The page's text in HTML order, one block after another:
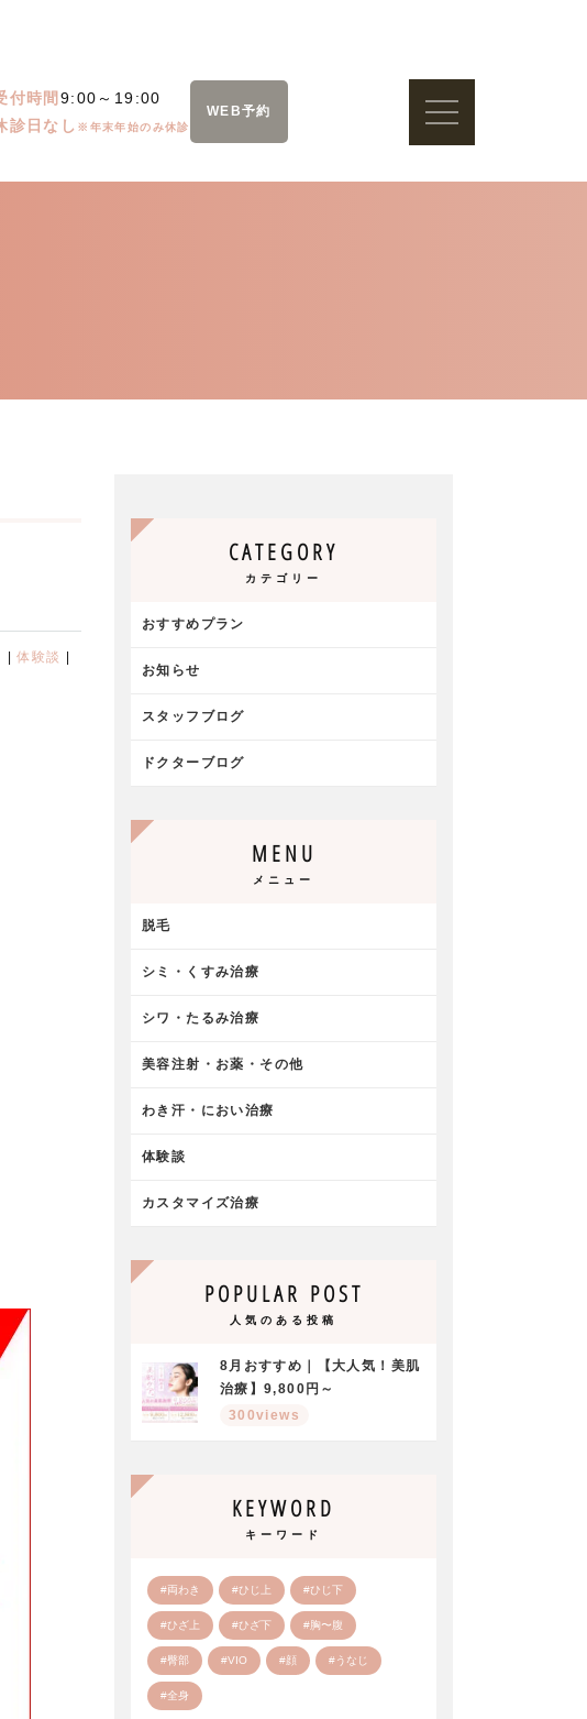
付時間 9:00～19:00
診日なし ※年末年始のみ休診
WEB予約
|体験談
CATEGORY
カテゴリー
おすすめプラン
お知らせ
スタッフブログ
ドクターブログ
MENU
メニュー
脱毛
シミ・くすみ治療
シワ・たるみ治療
美容注射・お薬・その他
わき汗・におい治療
体験談
カスタマイズ治療
POPULAR POST
人気のある投稿
8月おすすめ｜【大人気！美肌
治療】9,800円～
300views
KEYWORD
キーワード
#両わき #ひじ上 #ひじ下
#ひざ上 #ひざ下 #胸〜腹
#臀部 #VIO #顔 #うなじ
#全身